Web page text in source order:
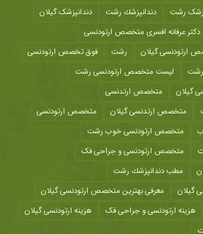
رشت
دندانپزشك رشت
دندانپزشک گیلان
دکتر عرفانه افسری متخصص ارتودنسی
ارتودنسی گیلان
رشت
فوق تخصص ارتودنسی
لیست متخصص ارتودنسی رشت
گیلان
متخصص ارتدنسی
متخصص ارتدنسی گیلان
متخصص ارتودنسی
متخصص ارتودنسی خوب رشت
متخصص ارتودنسی و جراحی فک
مطب دندانپزشك رشت
گیلان
معرفی بهترین متخصص ارتودنسی گیلان
هزینه ارتودنسی و جراحی فک
هزینه ارتودنسی گیلان